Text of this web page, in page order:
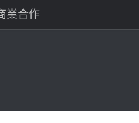
業合作